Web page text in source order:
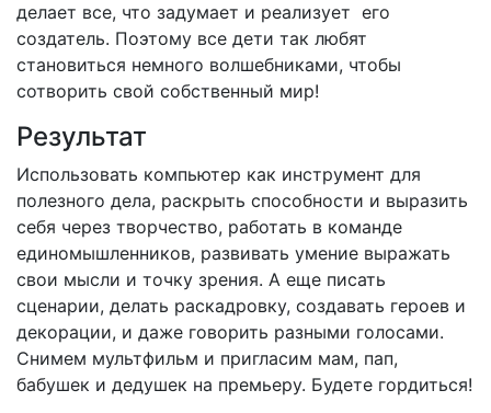
делает все, что задумает и реализует его
создатель. Поэтому все дети так любят
становиться немного волшебниками, чтобы
сотворить свой собственный мир!
Результат
Использовать компьютер как инструмент для
полезного дела, раскрыть способности и выразить
себя через творчество, работать в команде
единомышленников, развивать умение выражать
свои мысли и точку зрения. А еще писать
сценарии, делать раскадровку, создавать героев и
декорации, и даже говорить разными голосами.
Снимем мультфильм и пригласим мам, пап,
бабушек и дедушек на премьеру. Будете гордиться!